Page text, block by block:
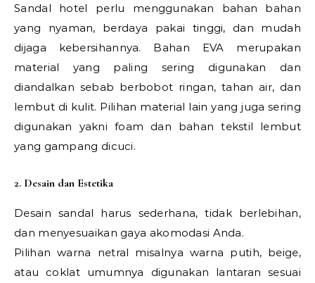
Sandal hotel perlu menggunakan bahan bahan
yang nyaman, berdaya pakai tinggi, dan mudah
dijaga kebersihannya. Bahan EVA merupakan
material yang paling sering digunakan dan
diandalkan sebab berbobot ringan, tahan air, dan
lembut di kulit. Pilihan material lain yang juga sering
digunakan yakni foam dan bahan tekstil lembut
yang gampang dicuci.
2. Desain dan Estetika
Desain sandal harus sederhana, tidak berlebihan,
dan menyesuaikan gaya akomodasi Anda.
Pilihan warna netral misalnya warna putih, beige,
atau coklat umumnya digunakan lantaran sesuai